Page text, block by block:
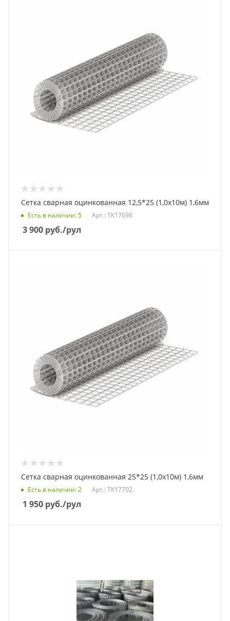
Сетка сварная оцинкованная 12,5*25 (1,0х10м) 1,6мм
Есть в наличии: 5 Арт.: ТК17698
3 900 руб./рул
Сетка сварная оцинкованная 25*25 (1,0х10м) 1,6мм
Есть в наличии: 2 Арт.: ТК17702
1 950 руб./рул